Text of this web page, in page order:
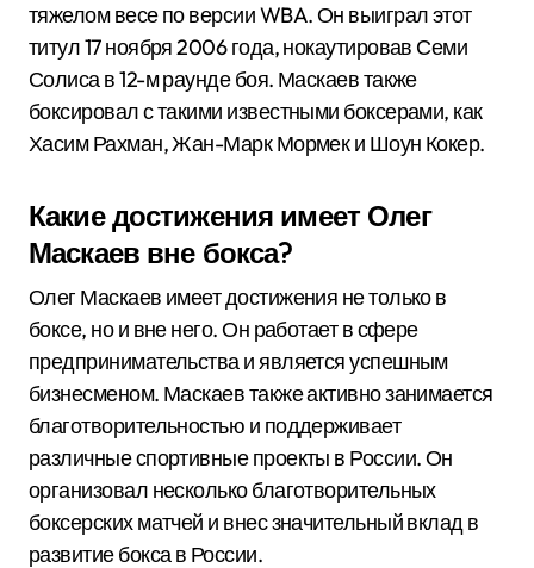
тяжелом весе по версии WBA. Он выиграл этот
титул 17 ноября 2006 года, нокаутировав Семи
Солиса в 12-м раунде боя. Маскаев также
боксировал с такими известными боксерами, как
Хасим Рахман, Жан-Марк Мормек и Шоун Кокер.
Какие достижения имеет Олег
Маскаев вне бокса?
Олег Маскаев имеет достижения не только в
боксе, но и вне него. Он работает в сфере
предпринимательства и является успешным
бизнесменом. Маскаев также активно занимается
благотворительностью и поддерживает
различные спортивные проекты в России. Он
организовал несколько благотворительных
боксерских матчей и внес значительный вклад в
развитие бокса в России.